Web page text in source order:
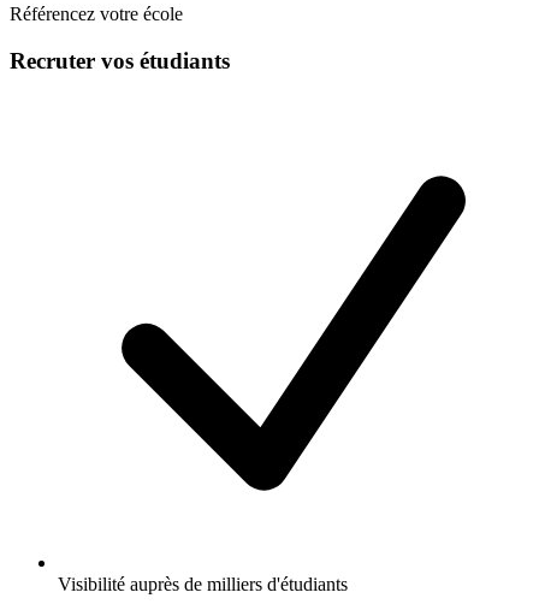
Référencez votre école
Recruter vos étudiants
Visibilité auprès de milliers d'étudiants